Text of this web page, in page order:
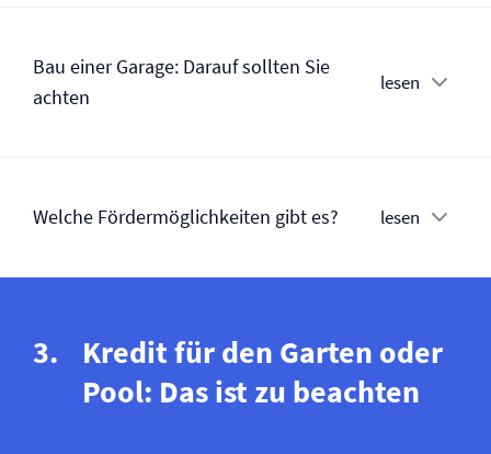
Bau einer Garage: Darauf sollten Sie
achten
lesen
Welche Fördermöglichkeiten gibt es? lesen
Kredit für den Garten oder
Pool: Das ist zu beachten